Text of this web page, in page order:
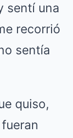
sentí una
recorrió
sentía
quiso,